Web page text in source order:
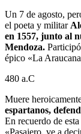
Un 7 de agosto,
el poeta y militar
en 1557, junto al
Mendoza.
épico «La
480 a.C
Muere
espartanos,
En recuerdo de